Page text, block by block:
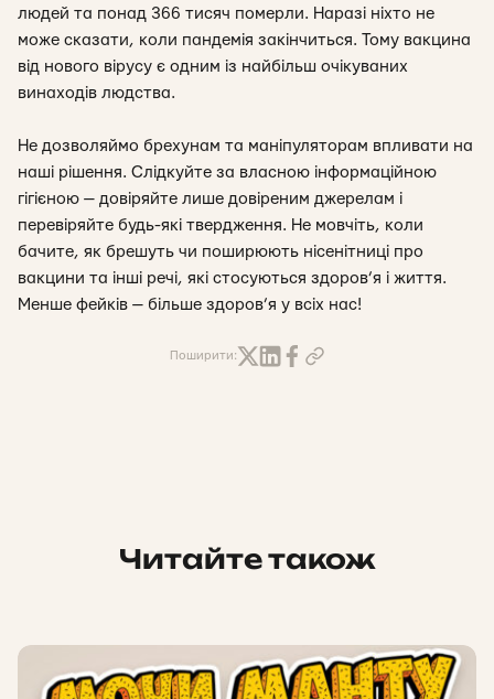
людей та понад 366 тисяч померли. Наразі ніхто не
може сказати, коли пандемія закінчиться. Тому вакцина
від нового вірусу є одним із найбільш очікуваних
винаходів людства.
Не дозволяймо брехунам та маніпуляторам впливати на
наші рішення. Слідкуйте за власною інформаційною
гігієною — довіряйте лише довіреним джерелам і
перевіряйте будь-які твердження. Не мовчіть, коли
бачите, як брешуть чи поширюють нісенітниці про
вакцини та інші речі, які стосуються здоров’я і життя.
Менше фейків — більше здоров’я у всіх нас!
Поширити:
Читайте також